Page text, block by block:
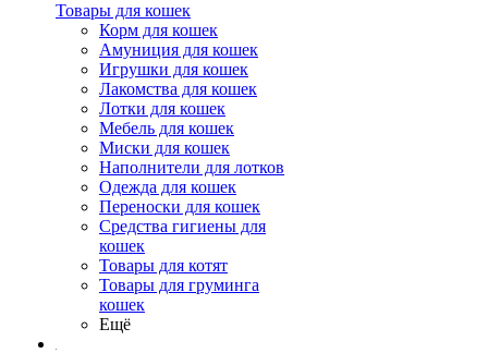
Товары для кошек
Корм для кошек
Амуниция для кошек
Игрушки для кошек
Лакомства для кошек
Лотки для кошек
Мебель для кошек
Миски для кошек
Наполнители для лотков
Одежда для кошек
Переноски для кошек
Средства гигиены для
кошек
Товары для котят
Товары для груминга
кошек
Ещё